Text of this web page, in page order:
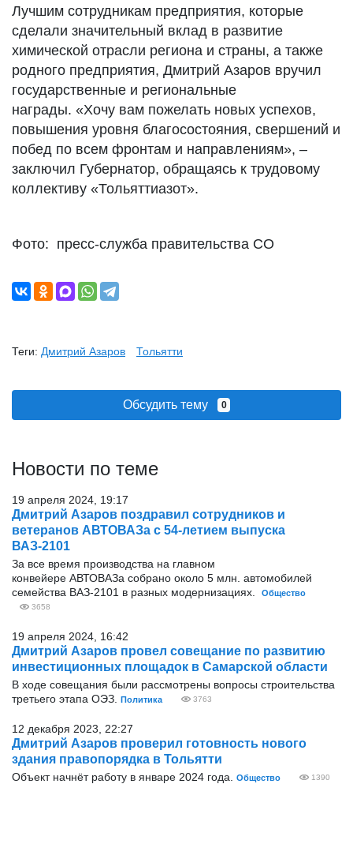
Лучшим сотрудникам предприятия, которые
сделали значительный вклад в развитие
химической отрасли региона и страны, а также
родного предприятия, Дмитрий Азаров вручил
государственные и региональные
награды. «Хочу вам пожелать новых успехов,
повышения уровня благосостояния, свершений и
побед по всем фронтам и направлениям», –
заключил Губернатор, обращаясь к трудовому
коллективу «Тольяттиазот».
Фото: пресс-служба правительства СО
Теги: Дмитрий Азаров Тольятти
Обсудить тему 0
Новости по теме
19 апреля 2024, 19:17
Дмитрий Азаров поздравил сотрудников и
ветеранов АВТОВАЗа с 54-летием выпуска
ВАЗ-2101
За все время производства на главном
конвейере АВТОВАЗа собрано около 5 млн. автомобилей
семейства ВАЗ-2101 в разных модернизациях.
Общество
3658
19 апреля 2024, 16:42
Дмитрий Азаров провел совещание по развитию
инвестиционных площадок в Самарской области
В ходе совещания были рассмотрены вопросы строительства
третьего этапа ОЭЗ.
Политика 3763
12 декабря 2023, 22:27
Дмитрий Азаров проверил готовность нового
здания правопорядка в Тольятти
Объект начнёт работу в январе 2024 года. Общество 1390